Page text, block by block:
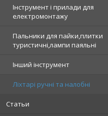
Інструмент і прилади для
електромонтажу
Пальники для пайки,плитки
туристичні,лампи паяльні
Інший інструмент
Ліхтарі ручні та налобні
Статьи